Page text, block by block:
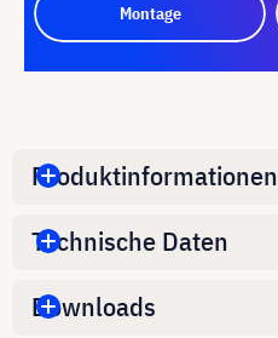
Montage
Produktinformationen
Technische Daten
Downloads